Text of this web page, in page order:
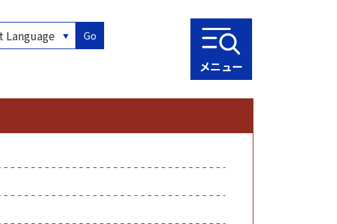
Go
メニュー